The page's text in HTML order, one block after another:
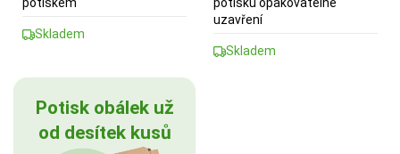
Skladem
uzavření
Skladem
Potisk obálek už
od desítek kusů